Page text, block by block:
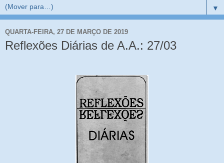
▼
QUARTA-FEIRA, 27 DE MARÇO DE 2019
Reflexões Diárias de A.A.: 27/03